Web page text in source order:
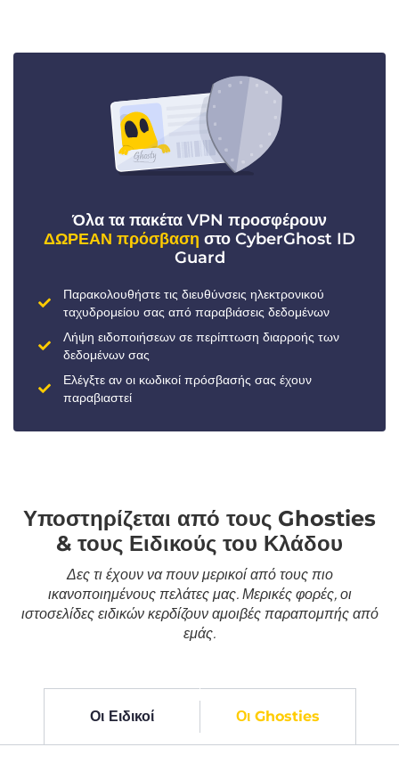
Όλα τα πακέτα VPN προσφέρουν
ΔΩΡΕΑΝ πρόσβαση στο CyberGhost ID
Guard
Παρακολουθήστε τις διευθύνσεις ηλεκτρονικού
ταχυδρομείου σας από παραβιάσεις δεδομένων
Λήψη ειδοποιήσεων σε περίπτωση διαρροής των
δεδομένων σας
Ελέγξτε αν οι κωδικοί πρόσβασής σας έχουν
παραβιαστεί
Υποστηρίζεται από τους Ghosties
& τους Ειδικούς του Κλάδου
Δες τι έχουν να πουν μερικοί από τους πιο
ικανοποιημένους πελάτες μας. Μερικές φορές, οι
ιστοσελίδες ειδικών κερδίζουν αμοιβές παραπομπής από
εμάς.
Οι Ειδικοί Οι Ghosties